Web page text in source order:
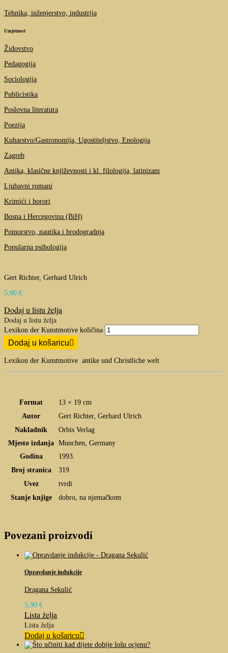
Tehnika, inženjerstvo, industrija
Umjetnost
Židovstvo
Pedagogija
Sociologija
Publicistika
Poslovna literatura
Poezija
Kuharstvo/Gastronomija, Ugostiteljstvo, Enologija
Zagreb
Antika, klasične književnosti i kl. filologija, latinizam
Ljubavni romani
Krimići i horori
Bosna i Hercegovina (BiH)
Pomorstvo, nautika i brodogradnja
Popularna psihologija
Gert Richter, Gerhard Ulrich
5,00 €
Dodaj u listu želja
Dodaj u listu želja
Lexikon der Kunstmotive količina
Dodaj u košaricu
Lexikon der Kunstmotive antike und Christliche welt
Format
13 × 19 cm
Autor
Gert Richter, Gerhard Ulrich
Nakladnik
Orbis Verlag
Mjesto izdanja Munchen, Germany
Godina
1993.
Broj stranica
319
Uvez
tvrdi
Stanje knjige
dobro, na njemačkom
Povezani proizvodi
Opravdanje indukcije
Dragana Sekulić
5,90 €
Lista želja
Lista želja
Dodaj u košaricu